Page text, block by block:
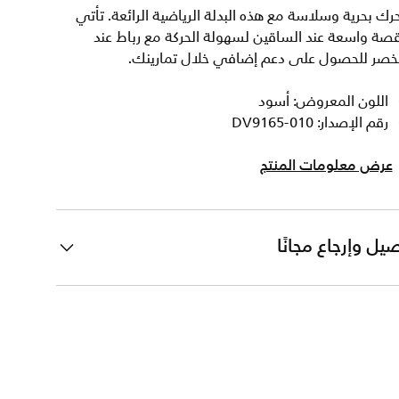
بحرية وسلاسة مع هذه البدلة الرياضية الرائعة. تأتي
واسعة عند الساقين لسهولة الحركة مع رباط عند
للحصول على دعم إضافي خلال تمارينك.
اللون المعروض: أسود
رقم الإصدار: DV9165-010
عرض معلومات المنتج
وإرجاع مجانًا